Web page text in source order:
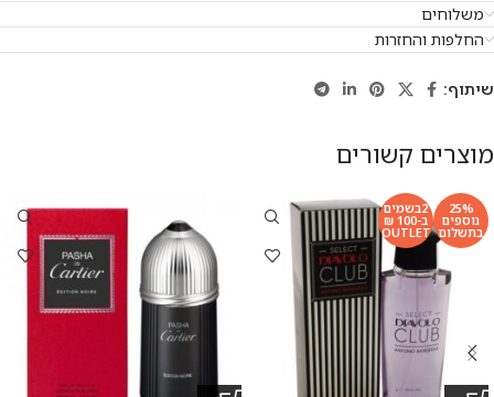
משלוחים
החלפות והחזרות
שיתוף:
מוצרים קשורים
25%
נוספים
בתשלום
2בשמים
ב-100 ₪
OUTLET